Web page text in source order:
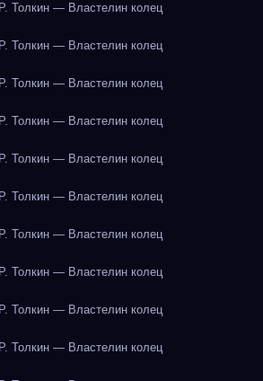
Толкин — Властелин колец
Толкин — Властелин колец
Толкин — Властелин колец
Толкин — Властелин колец
Толкин — Властелин колец
Толкин — Властелин колец
Толкин — Властелин колец
Толкин — Властелин колец
Толкин — Властелин колец
Толкин — Властелин колец